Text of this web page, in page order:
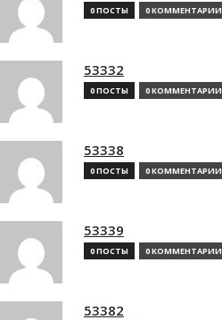
0 ПОСТЫ 0 КОММЕНТАРИИ
53332
0 ПОСТЫ 0 КОММЕНТАРИИ
53338
0 ПОСТЫ 0 КОММЕНТАРИИ
53339
0 ПОСТЫ 0 КОММЕНТАРИИ
53382